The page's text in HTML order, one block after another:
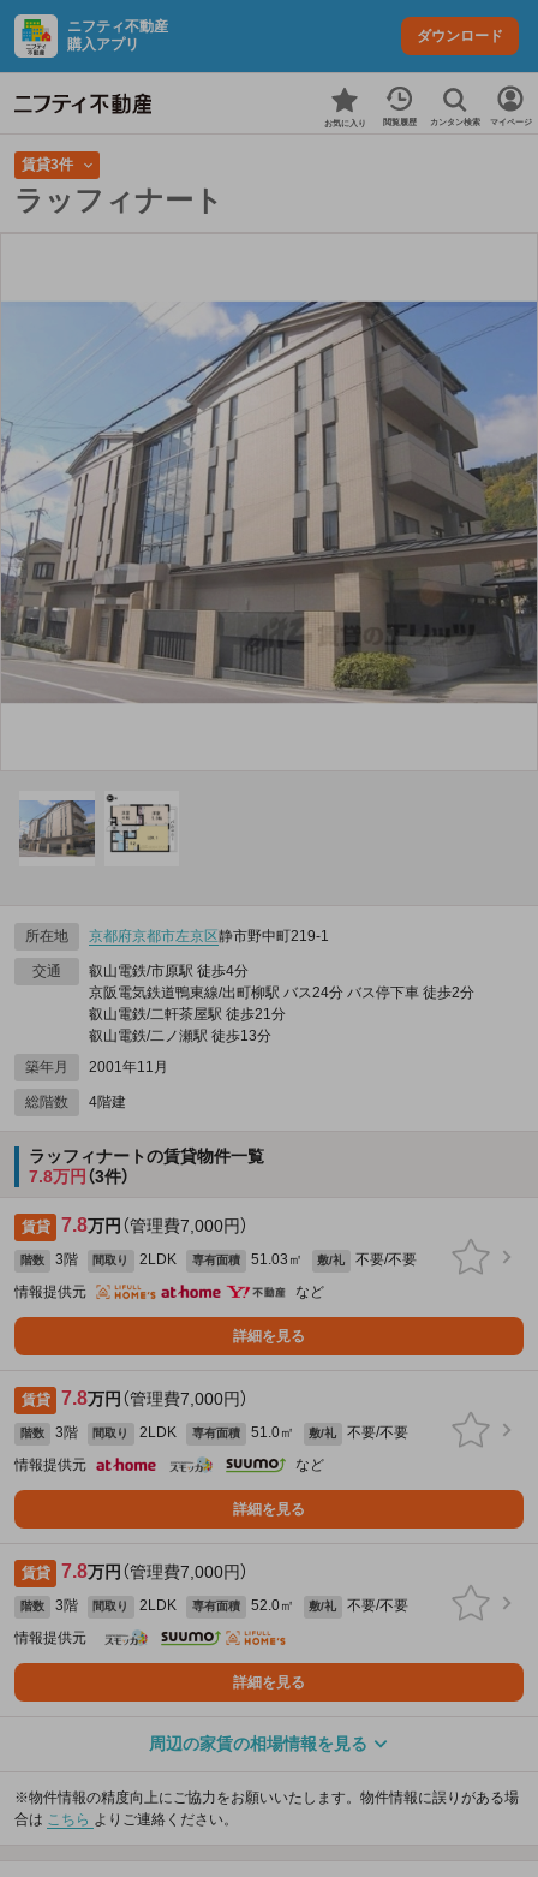
ニフティ不動産
購入アプリ
ダウンロード
お気に入り 閲覧履歴 カンタン検索 マイページ
賃貸3件
ラッフィナート
所在地 京都府京都市左京区静市野中町219‐1
交通
叡山電鉄/市原駅 徒歩4分
京阪電気鉄道鴨東線/出町柳駅 バス24分 バス停下車 徒歩2分
叡山電鉄/二軒茶屋駅 徒歩21分
叡山電鉄/二ノ瀬駅 徒歩13分
築年月
2001年11月
総階数 4階建
ラッフィナートの賃貸物件一覧
7.8万円 （3件）
賃貸 7.8万円 （管理費7,000円）
階数 3階 間取り 2LDK 専有面積 51.03㎡ 敷/礼
不要/不要
情報提供元
など
詳細を見る
賃貸 7.8万円 （管理費7,000円）
階数 3階 間取り 2LDK 専有面積 51.0㎡ 敷/礼
不要/不要
情報提供元
など
詳細を見る
賃貸 7.8万円 （管理費7,000円）
階数 3階 間取り 2LDK 専有面積 52.0㎡ 敷/礼
不要/不要
情報提供元
詳細を見る
周辺の家賃の相場情報を見る
※物件情報の精度向上にご協力をお願いいたします。物件情報に誤りがある場
合は こちら よりご連絡ください。